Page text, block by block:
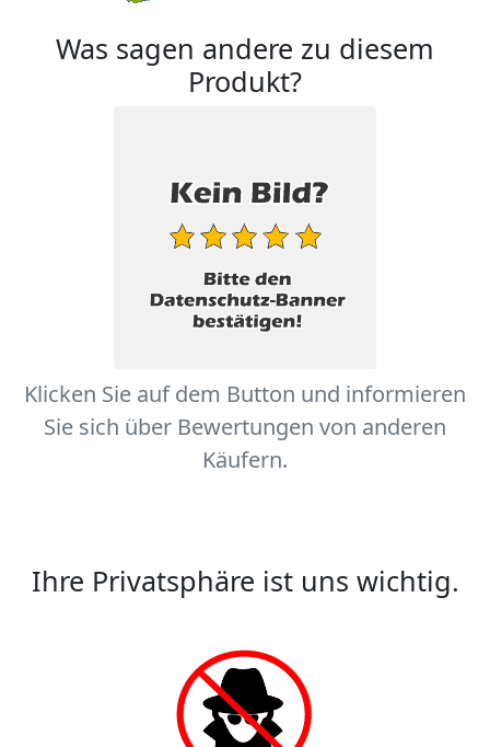
Was sagen andere zu diesem
Produkt?
Klicken Sie auf dem Button und informieren
Sie sich über Bewertungen von anderen
Käufern.
Ihre Privatsphäre ist uns wichtig.